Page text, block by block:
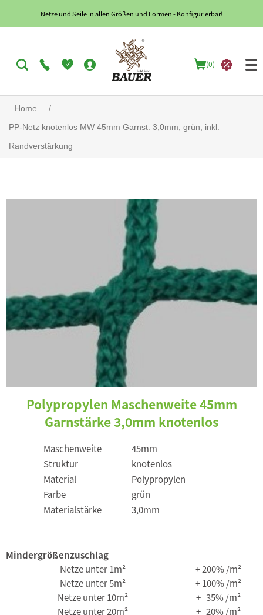
Netze und Seile in allen Größen und Formen - Konfigurierbar!
(0)
Home
/
PP-Netz knotenlos MW 45mm Garnst. 3,0mm, grün, inkl.
Randverstärkung
Polypropylen Maschenweite 45mm
Garnstärke 3,0mm knotenlos
Maschenweite
45mm
Struktur
knotenlos
Material
Polypropylen
Farbe
grün
Materialstärke
3,0mm
Mindergrößenzuschlag
Netze unter 1m²
+ 200% /m²
Netze unter 5m²
+ 100% /m²
Netze unter 10m²
+ 35% /m²
Netze unter 20m²
+ 20% /m²